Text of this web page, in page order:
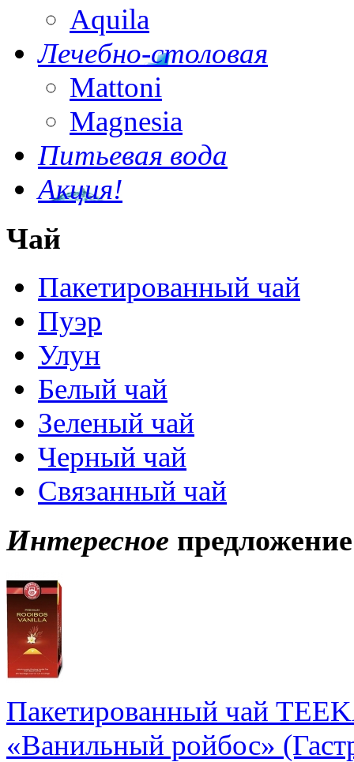
Aquila
Лечебно-столовая
Mattoni
Magnesia
Питьевая вода
Акция!
Чай
Пакетированный чай
Пуэр
Улун
Белый чай
Зеленый чай
Черный чай
Связанный чай
Интересное предложение
Пакетированный чай
«Ванильный ройбос»